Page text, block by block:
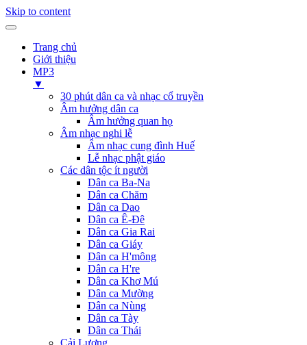
Skip to content
Trang chủ
Giới thiệu
MP3
▼
30 phút dân ca và nhạc cổ truyền
Âm hưởng dân ca
Âm hưởng quan họ
Âm nhạc nghi lễ
Âm nhạc cung đình Huế
Lễ nhạc phật giáo
Các dân tộc ít người
Dân ca Ba-Na
Dân ca Chăm
Dân ca Dao
Dân ca Ê-Đê
Dân ca Gia Rai
Dân ca Giáy
Dân ca H'mông
Dân ca H're
Dân ca Khơ Mú
Dân ca Mường
Dân ca Nùng
Dân ca Tày
Dân ca Thái
Cải Lương